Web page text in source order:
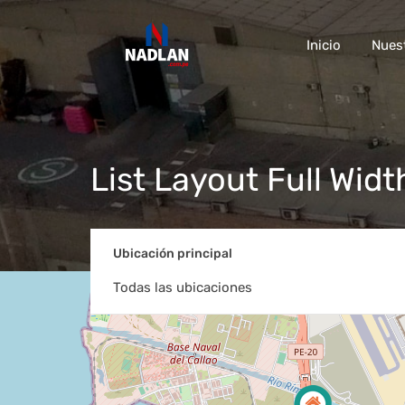
Inicio
List Layout Full
Ubicación principal
Todas las ubicaciones